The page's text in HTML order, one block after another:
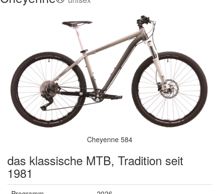
Cheyenne 584
das klassische MTB, Tradition seit
1981